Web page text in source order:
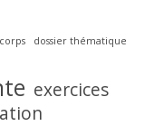
corps dossier thématique
exercices